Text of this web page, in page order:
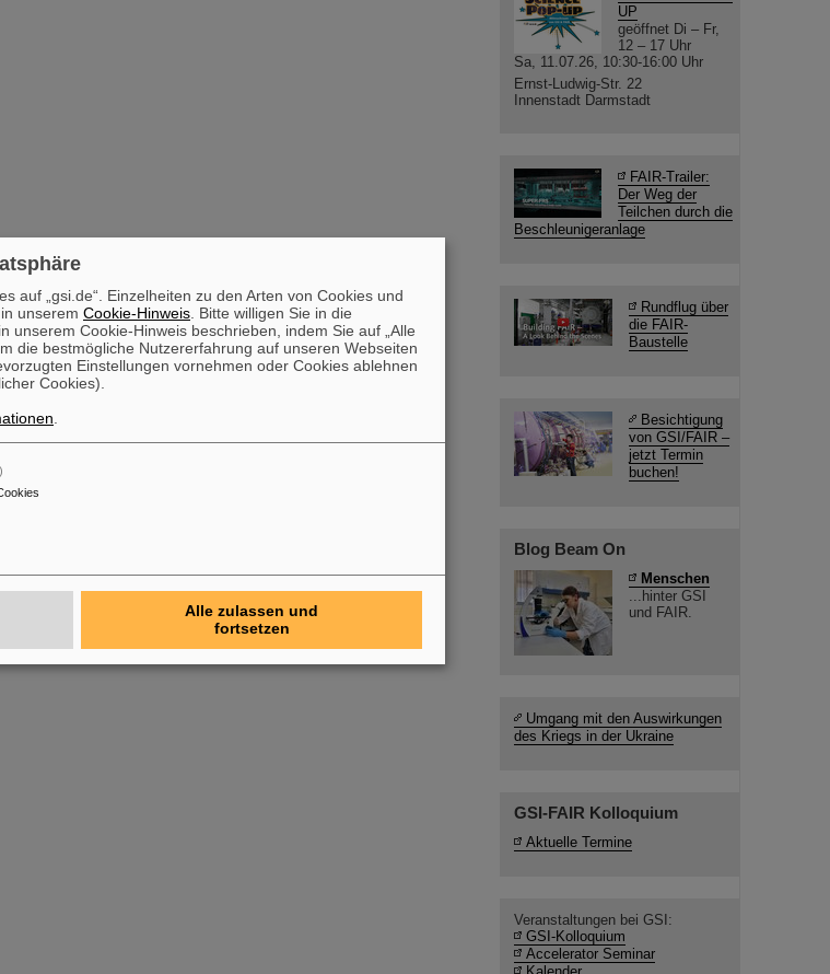
UP
geöffnet Di – Fr,
12 – 17 Uhr
Sa, 11.07.26, 10:30-16:00 Uhr
Ernst-Ludwig-Str. 22
Innenstadt Darmstadt
FAIR-Trailer:
Der Weg der
Teilchen durch die
Beschleunigeranlage
Rundflug über
die FAIR-
Baustelle
Besichtigung
von GSI/FAIR –
jetzt Termin
buchen!
Blog Beam On
Menschen
...hinter GSI
und FAIR.
Umgang mit den Auswirkungen
des Kriegs in der Ukraine
GSI-FAIR Kolloquium
Aktuelle Termine
Veranstaltungen bei GSI:
GSI-Kolloquium
Accelerator Seminar
auf „gsi.de“. Einzelheiten zu den Arten von Cookies und
unserem Cookie-Hinweis . Bitte willigen Sie in die
unserem Cookie-Hinweis beschrieben, indem Sie auf „Alle
die bestmögliche Nutzererfahrung auf unseren Webseiten
Einstellungen vornehmen oder Cookies ablehnen
Cookies).
Alle zulassen und
fortsetzen